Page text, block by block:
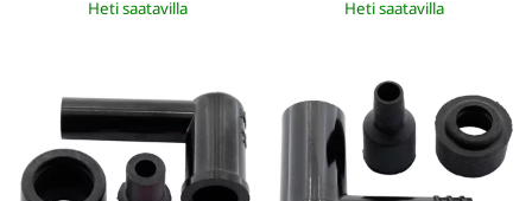
Heti saatavilla Heti saatavilla